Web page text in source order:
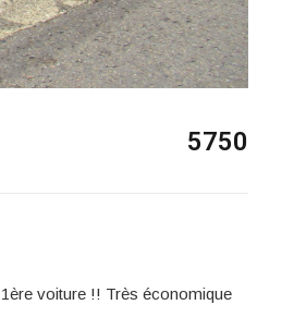
5750
voiture !! Très économique